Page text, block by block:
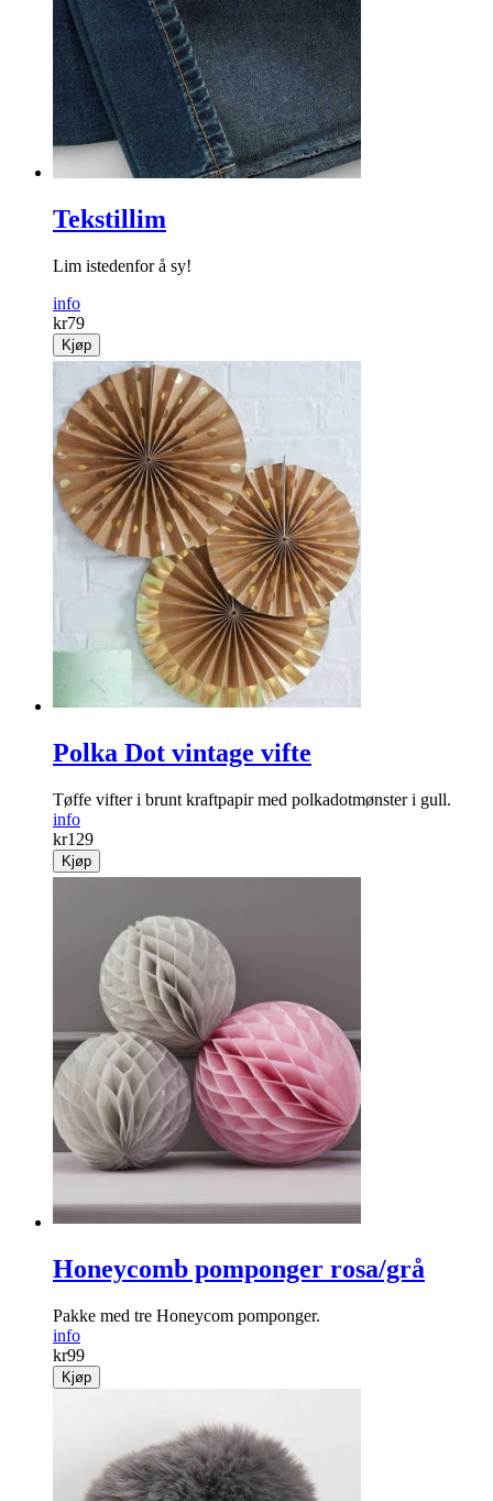
Tekstillim
Lim istedenfor å sy!
info
kr79
Kjøp
Polka Dot vintage vifte
Tøffe vifter i brunt kraftpapir med polkadotmønster i gull.
info
kr129
Kjøp
Honeycomb pomponger rosa/grå
Pakke med tre Honeycom pomponger.
info
kr99
Kjøp